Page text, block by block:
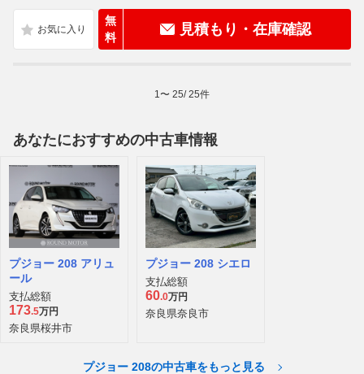
無
料
見積もり・在庫確認
1 〜 25/25件
あなたにおすすめの中古車情報
プジョー 208 アリュ
ール
支払総額
173.5万円
奈良県桜井市
プジョー 208 シエロ
支払総額
60.0万円
奈良県奈良市
プジョー 208の中古車をもっと見る